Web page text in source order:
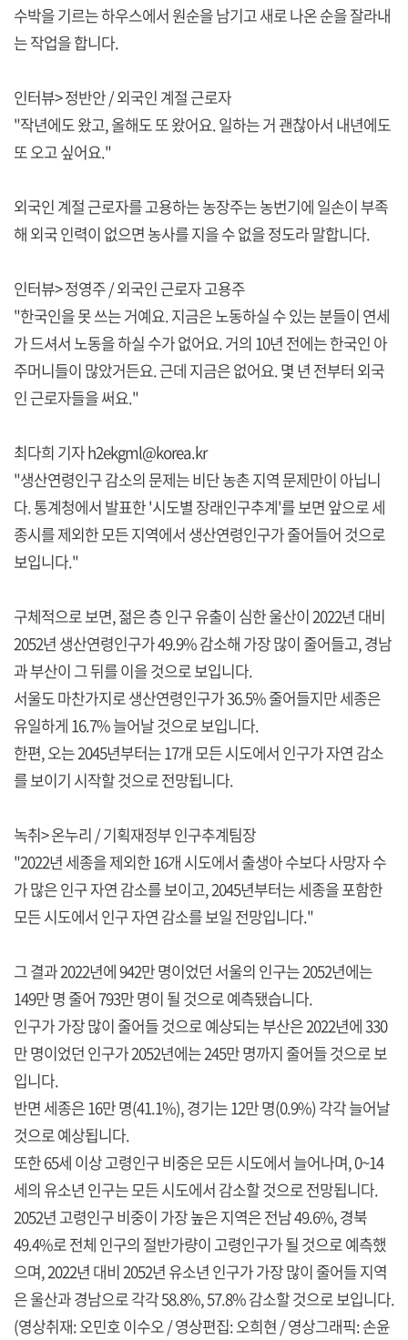
수박을 기르는 하우스에서 원순을 남기고 새로 나온 순을 잘라내
는 작업을 합니다.
인터뷰> 정반안 / 외국인 계절 근로자
"작년에도 왔고, 올해도 또 왔어요. 일하는 거 괜찮아서 내년에도
또 오고 싶어요."
외국인 계절 근로자를 고용하는 농장주는 농번기에 일손이 부족
해 외국 인력이 없으면 농사를 지을 수 없을 정도라 말합니다.
인터뷰> 정영주 / 외국인 근로자 고용주
"한국인을 못 쓰는 거예요. 지금은 노동하실 수 있는 분들이 연세
가 드셔서 노동을 하실 수가 없어요. 거의 10년 전에는 한국인 아
주머니들이 많았거든요. 근데 지금은 없어요. 몇 년 전부터 외국
인 근로자들을 써요."
최다희 기자 h2ekgml@korea.kr
"생산연령인구 감소의 문제는 비단 농촌 지역 문제만이 아닙니
다. 통계청에서 발표한 '시도별 장래인구추계'를 보면 앞으로 세
종시를 제외한 모든 지역에서 생산연령인구가 줄어들어 것으로
보입니다."
구체적으로 보면, 젊은 층 인구 유출이 심한 울산이 2022년 대비
2052년 생산연령인구가 49.9% 감소해 가장 많이 줄어들고, 경남
과 부산이 그 뒤를 이을 것으로 보입니다.
서울도 마찬가지로 생산연령인구가 36.5% 줄어들지만 세종은
유일하게 16.7% 늘어날 것으로 보입니다.
한편, 오는 2045년부터는 17개 모든 시도에서 인구가 자연 감소
를 보이기 시작할 것으로 전망됩니다.
녹취> 온누리 / 기획재정부 인구추계팀장
"2022년 세종을 제외한 16개 시도에서 출생아 수보다 사망자 수
가 많은 인구 자연 감소를 보이고, 2045년부터는 세종을 포함한
모든 시도에서 인구 자연 감소를 보일 전망입니다."
그 결과 2022년에 942만 명이었던 서울의 인구는 2052년에는
149만 명 줄어 793만 명이 될 것으로 예측됐습니다.
인구가 가장 많이 줄어들 것으로 예상되는 부산은 2022년에 330
만 명이었던 인구가 2052년에는 245만 명까지 줄어들 것으로 보
입니다.
반면 세종은 16만 명(41.1%), 경기는 12만 명(0.9%) 각각 늘어날
것으로 예상됩니다.
또한 65세 이상 고령인구 비중은 모든 시도에서 늘어나며, 0~14
세의 유소년 인구는 모든 시도에서 감소할 것으로 전망됩니다.
2052년 고령인구 비중이 가장 높은 지역은 전남 49.6%, 경북
49.4%로 전체 인구의 절반가량이 고령인구가 될 것으로 예측했
으며, 2022년 대비 2052년 유소년 인구가 가장 많이 줄어들 지역
은 울산과 경남으로 각각 58.8%, 57.8% 감소할 것으로 보입니다.
(영상취재: 오민호 이수오 / 영상편집: 오희현 / 영상그래픽: 손윤